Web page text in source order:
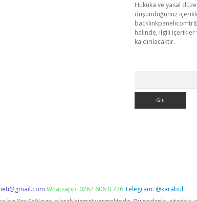
Hukuka ve yasal
düşündüğünüz
halinde, ilgili
kaldırılacaktır.
Whatsapp: 0262 606 0 726Telegram: @karabul